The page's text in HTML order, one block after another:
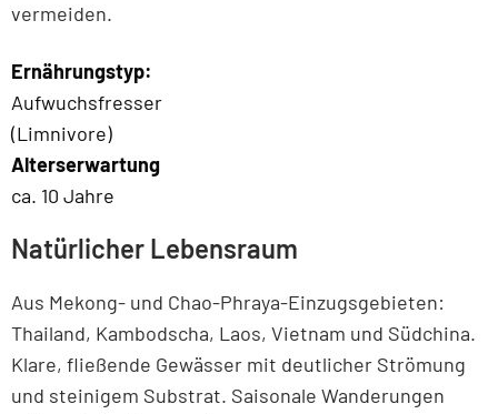
vermeiden.
Ernährungstyp:
Aufwuchsfresser
(Limnivore)
Alterserwartung
ca. 10 Jahre
Natürlicher Lebensraum
Aus Mekong- und Chao-Phraya-Einzugsgebieten:
Thailand, Kambodscha, Laos, Vietnam und Südchina.
Klare, fließende Gewässer mit deutlicher Strömung
und steinigem Substrat. Saisonale Wanderungen